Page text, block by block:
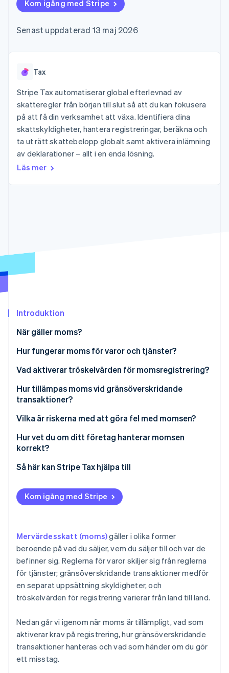
Link
Financial Connections
Stripe Sigma
rapporter
Product roadmap
Se vad som kommer härnäst
Radar
Bedrägeribekämpning
Atlas
Plattformar
Kreatörsekonomi
Spel
Besöksnäring, resor
och fritid
Försäkringsbolag
Media och
underhållning
Ideella organisationer
Erbjud
fakturering
Utfärda stablecoin-
Tillhandahåll och
Resurser
Appintegrationer
Kodexempel
Utvecklarblogg
Företag
Sessions årliga
Karriärer
Kontakt
Kontakta säljteamet
Bli partner
Kom igång med Stripe
Senast uppdaterad 13 maj 2026
Tax
Stripe Tax automatiserar global efterlevnad av
skatteregler från början till slut så att du kan fokusera
på att få din verksamhet att växa. Identifiera dina
skattskyldigheter, hantera registreringar, beräkna och
ta ut rätt skattebelopp globalt samt aktivera inlämning
av deklarationer – allt i en enda lösning.
Läs mer
Introduktion
När gäller moms?
Hur fungerar moms för varor och tjänster?
Varor
Tjänster
Vad aktiverar tröskelvärden för momsregistrering?
Hur tillämpas moms vid gränsöverskridande
transaktioner?
Export av varor
Digitala tjänster
Vilka är riskerna med att göra fel med momsen?
Hur vet du om ditt företag hanterar momsen
korrekt?
Så här kan Stripe Tax hjälpa till
Kom igång med Stripe
Mervärdesskatt (moms)gäller i olika former
beroende på vad du säljer, vem du säljer till och var de
befinner sig. Reglerna för varor skiljer sig från reglerna
för tjänster; gränsöverskridande transaktioner medför
en separat uppsättning skyldigheter, och
tröskelvärden för registrering varierar från land till land.
Nedan går vi igenom när moms är tillämpligt, vad som
aktiverar krav på registrering, hur gränsöverskridande
transaktioner hanteras och vad som händer om du gör
ett misstag.